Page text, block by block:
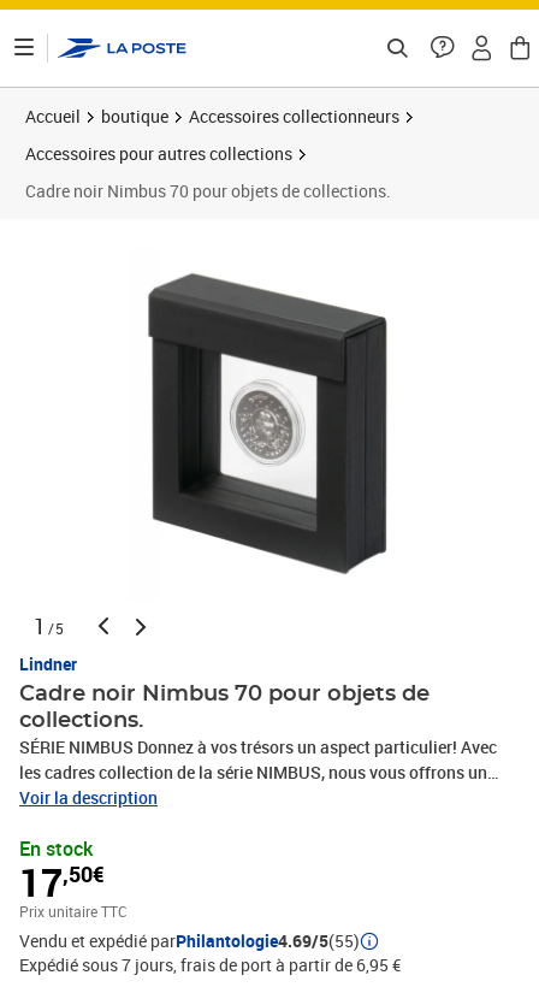
Accueil boutique
Accessoires collectionneurs
Accessoires pour autres collections
Cadre noir Nimbus 70 pour objets de collections.
1 /5
Lindner
Cadre noir Nimbus 70 pour objets de
collections.
SÉRIE NIMBUS Donnez à vos trésors un aspect particulier! Avec
les cadres collection de la série NIMBUS, nous vous offrons un
nouveau concept de mise en scène de vos objets de collection.La
transparentes flexibles en silicone qui enveloppent les objets
exposés et leurs donnent ainsi l'impression de flotter à l'intérieur
du cadre.Dans un même temps vous obtenez une vue infinie du
recto et verso de vos trésors.Laissez libre cours à votre
imagination sans limites, grâce à la matière flexible qui épouse
toute surface et permet ainsi un parfait maintien des objets ; des
Voir la description
En stock
17,50€
Prix unitaire TTC
Vendu et expédié parPhilantologie4.69/5(55)
Expédié sous 7 jours, frais de port à partir de 6,95 €